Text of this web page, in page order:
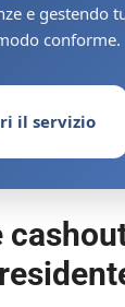
e gestendo
conforme.
il servizio